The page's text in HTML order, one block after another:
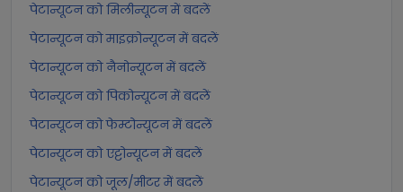
पेटान्यूटन को मिलीन्यूटन में बदलें
पेटान्यूटन को माइक्रोन्यूटन में बदलें
पेटान्यूटन को नैनोन्यूटन में बदलें
पेटान्यूटन को पिकोन्यूटन में बदलें
पेटान्यूटन को फेम्टोन्यूटन में बदलें
पेटान्यूटन को एट्टोन्यूटन में बदलें
पेटान्यूटन को जूल/मीटर में बदलें